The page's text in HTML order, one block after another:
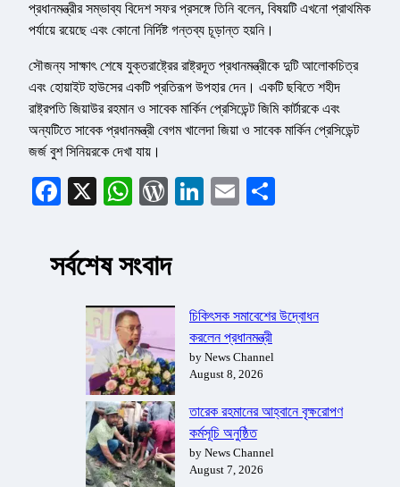
প্রধানমন্ত্রীর সম্ভাব্য বিদেশ সফর প্রসঙ্গে তিনি বলেন, বিষয়টি এখনো প্রাথমিক
পর্যায়ে রয়েছে এবং কোনো নির্দিষ্ট গন্তব্য চূড়ান্ত হয়নি।
সৌজন্য সাক্ষাৎ শেষে যুক্তরাষ্ট্রের রাষ্ট্রদূত প্রধানমন্ত্রীকে দুটি আলোকচিত্র
এবং হোয়াইট হাউসের একটি প্রতিরূপ উপহার দেন। একটি ছবিতে শহীদ
রাষ্ট্রপতি জিয়াউর রহমান ও সাবেক মার্কিন প্রেসিডেন্ট জিমি কার্টারকে এবং
অন্যটিতে সাবেক প্রধানমন্ত্রী বেগম খালেদা জিয়া ও সাবেক মার্কিন প্রেসিডেন্ট
জর্জ বুশ সিনিয়রকে দেখা যায়।
Facebook
X WhatsApp
WordPress
LinkedIn
Email
সর্বশেষ সংবাদ
চিকিৎসক সমাবেশের উদ্বোধন
করলেন প্রধানমন্ত্রী
by News Channel
August 8, 2026
তারেক রহমানের আহ্বানে বৃক্ষরোপণ
কর্মসূচি অনুষ্ঠিত
by News Channel
August 7, 2026